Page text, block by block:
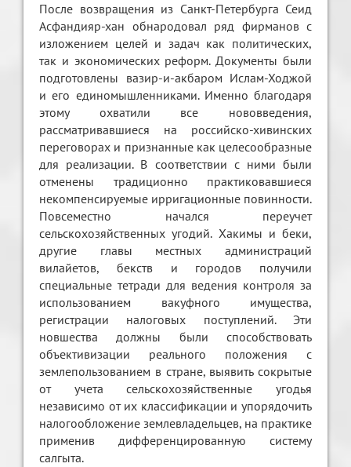
После возвращения из Санкт-Петербурга Сеид
Асфандияр-хан обнародовал ряд фирманов с
изложением целей и задач как политических,
так и экономических реформ. Документы были
подготовлены вазир-и-акбаром Ислам-Ходжой
и его единомышленниками. Именно благодаря
этому охватили все нововведения,
рассматривавшиеся на российско-хивинских
переговорах и признанные как целесообразные
для реализации. В соответствии с ними были
отменены традиционно практиковавшиеся
некомпенсируемые ирригационные повинности.
Повсеместно начался переучет
сельскохозяйственных угодий. Хакимы и беки,
другие главы местных администраций
вилайетов, бекств и городов получили
специальные тетради для ведения контроля за
использованием вакуфного имущества,
регистрации налоговых поступлений. Эти
новшества должны были способствовать
объективизации реального положения с
землепользованием в стране, выявить сокрытые
от учета сельскохозяйственные угодья
независимо от их классификации и упорядочить
налогообложение землевладельцев, на практике
применив дифференцированную систему
салгыта.